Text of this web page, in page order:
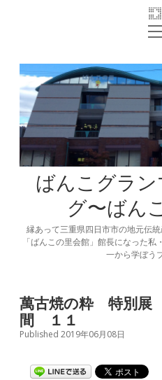
ホー
プロフ
ばんこ
ばんこグラ
グ〜ばん
縁あって三重県四日市市の地元伝
「ばんこの里会館」館長になった
一から学ぼう
萬古焼の粋 特別
間 １１
Published 2019年06月08日